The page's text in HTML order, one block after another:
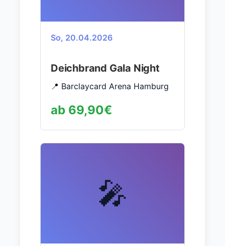
So, 20.04.2026
Deichbrand Gala Night
📍 Barclaycard Arena Hamburg
ab 69,90€
🎤